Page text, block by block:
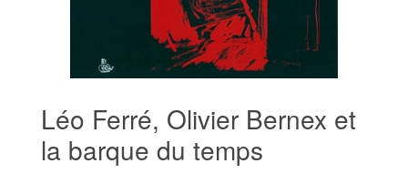
Léo Ferré, Olivier Bernex et
la barque du temps